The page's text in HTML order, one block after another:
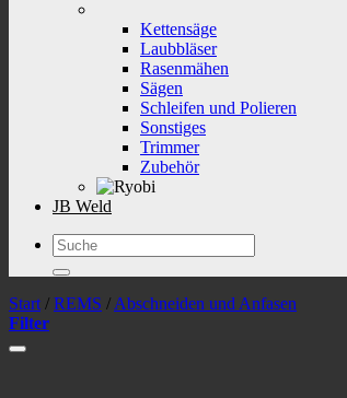
Kettensäge
Laubbläser
Rasenmähen
Sägen
Schleifen und Polieren
Sonstiges
Trimmer
Zubehör
JB Weld
Suchen
nach:
Start / REMS / Abschneiden und Anfasen
Filter